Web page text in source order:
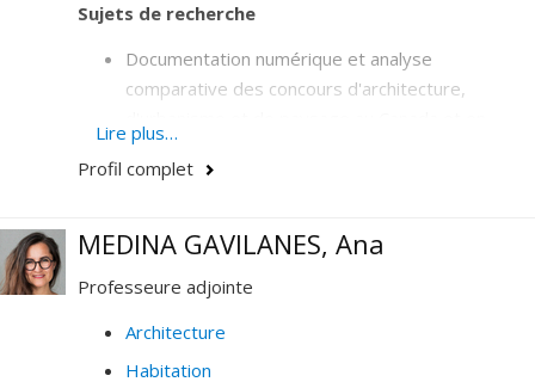
Sujets de recherche
Documentation numérique et analyse
comparative des concours d'architecture,
Europe.
Analyse comparative de la qualité architecturale
Accessibilité universelle
Justice spatiale
Histoire et théorie de l'architecture.
Raisonnement analogique, construction des
Lire plus…
Profil complet
MEDINA GAVILANES, Ana
Professeure adjointe
Architecture
Habitation